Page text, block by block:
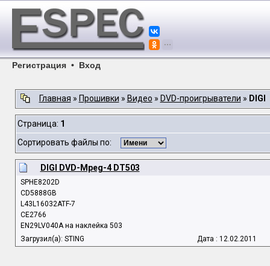
Регистрация • Вход
Главная » Прошивки » Видео » DVD-проигрыватели » DIGI
Страница: 1
Сортировать файлы по:
DIGI DVD-Mpeg-4 DT503
SPHE8202D
СD5888GB
L43L16032ATF-7
CE2766
EN29LV040A на наклейка 503
Загрузил(а): STING
Дата : 12.02.2011